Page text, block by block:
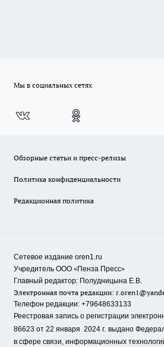
Мы в социальных сетях
Обзорные статьи и пресс-релизы
Политика конфиденциальности
Редакционная политика
Сетевое издание oren1.ru
Учредитель ООО «Пенза Пресс»
Главный редактор: Полудницына Е.В.
Электронная почта редакции:
Телефон редакции: +79648633133
Реестровая запись о регистрации
86623 от 22 января 2024 г. выдано
в сфере связи, информационных